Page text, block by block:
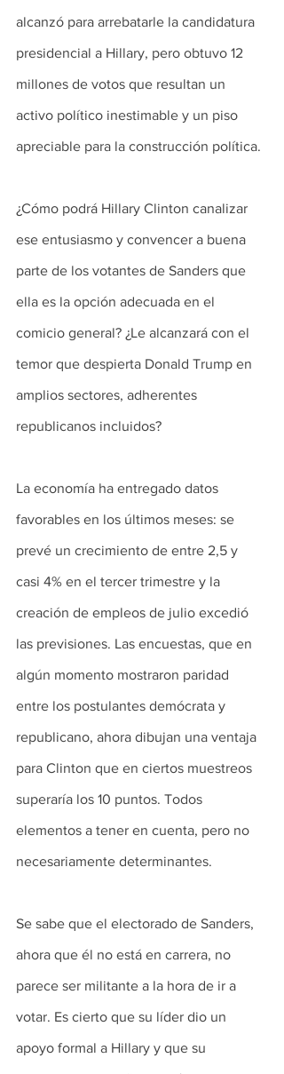
alcanzó para arrebatarle la candidatura
presidencial a Hillary, pero obtuvo 12
millones de votos que resultan un
activo político inestimable y un piso
apreciable para la construcción política.
¿Cómo podrá Hillary Clinton canalizar
ese entusiasmo y convencer a buena
parte de los votantes de Sanders que
ella es la opción adecuada en el
comicio general? ¿Le alcanzará con el
temor que despierta Donald Trump en
amplios sectores, adherentes
republicanos incluidos?
La economía ha entregado datos
favorables en los últimos meses: se
prevé un crecimiento de entre 2,5 y
casi 4% en el tercer trimestre y la
creación de empleos de julio excedió
las previsiones. Las encuestas, que en
algún momento mostraron paridad
entre los postulantes demócrata y
republicano, ahora dibujan una ventaja
para Clinton que en ciertos muestreos
superaría los 10 puntos. Todos
elementos a tener en cuenta, pero no
necesariamente determinantes.
Se sabe que el electorado de Sanders,
ahora que él no está en carrera, no
parece ser militante a la hora de ir a
votar. Es cierto que su líder dio un
apoyo formal a Hillary y que su